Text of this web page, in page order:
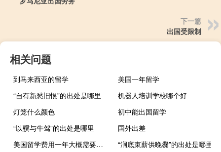
下一篇
出国受限制
相关问题
到马来西亚的留学
美国一年留学
“自有新愁旧恨”的出处是哪里
机器人培训学校哪个好
灯笼什么颜色
初中能出国留学
“以骥与牛驾”的出处是哪里
国外出差
美国留学费用一年大概需要多少
“涧底束薪供晚爨”的出处是哪里